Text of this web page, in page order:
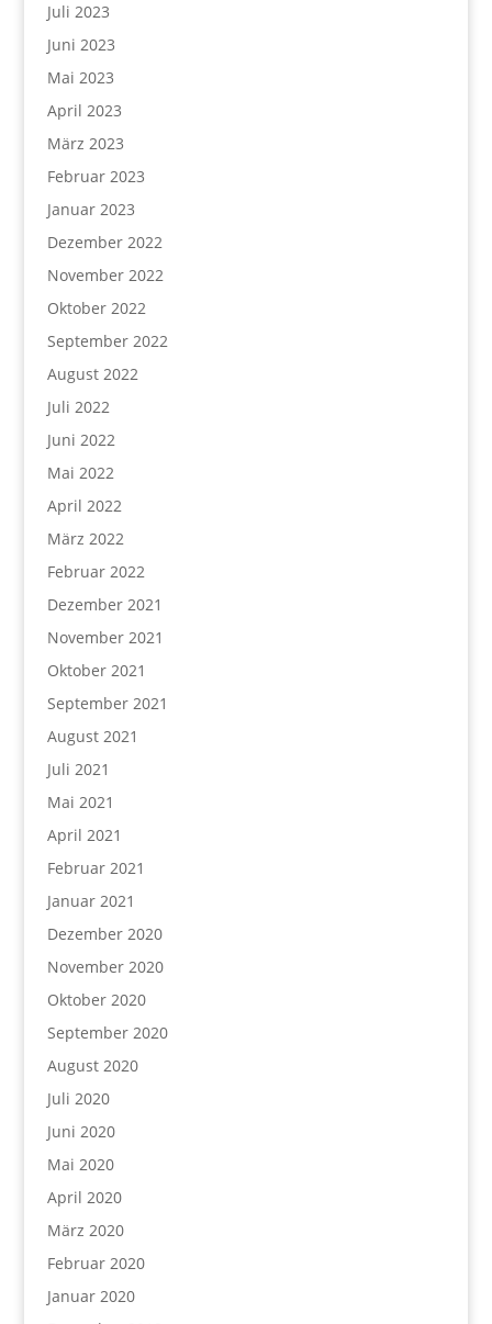
Juli 2023
Juni 2023
Mai 2023
April 2023
März 2023
Februar 2023
Januar 2023
Dezember 2022
November 2022
Oktober 2022
September 2022
August 2022
Juli 2022
Juni 2022
Mai 2022
April 2022
März 2022
Februar 2022
Dezember 2021
November 2021
Oktober 2021
September 2021
August 2021
Juli 2021
Mai 2021
April 2021
Februar 2021
Januar 2021
Dezember 2020
November 2020
Oktober 2020
September 2020
August 2020
Juli 2020
Juni 2020
Mai 2020
April 2020
März 2020
Februar 2020
Januar 2020